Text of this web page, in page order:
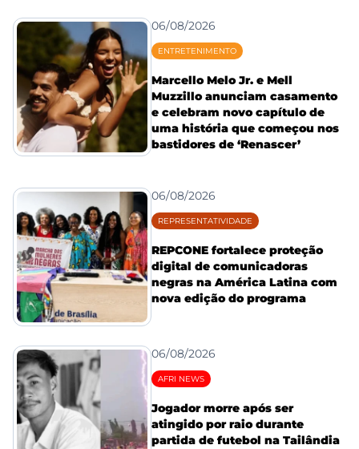
06/08/2026
ENTRETENIMENTO
Marcello Melo Jr. e Mell
Muzzillo anunciam casamento
e celebram novo capítulo de
uma história que começou nos
bastidores de ‘Renascer’
06/08/2026
REPRESENTATIVIDADE
REPCONE fortalece proteção
digital de comunicadoras
negras na América Latina com
nova edição do programa
06/08/2026
AFRI NEWS
Jogador morre após ser
atingido por raio durante
partida de futebol na Tailândia